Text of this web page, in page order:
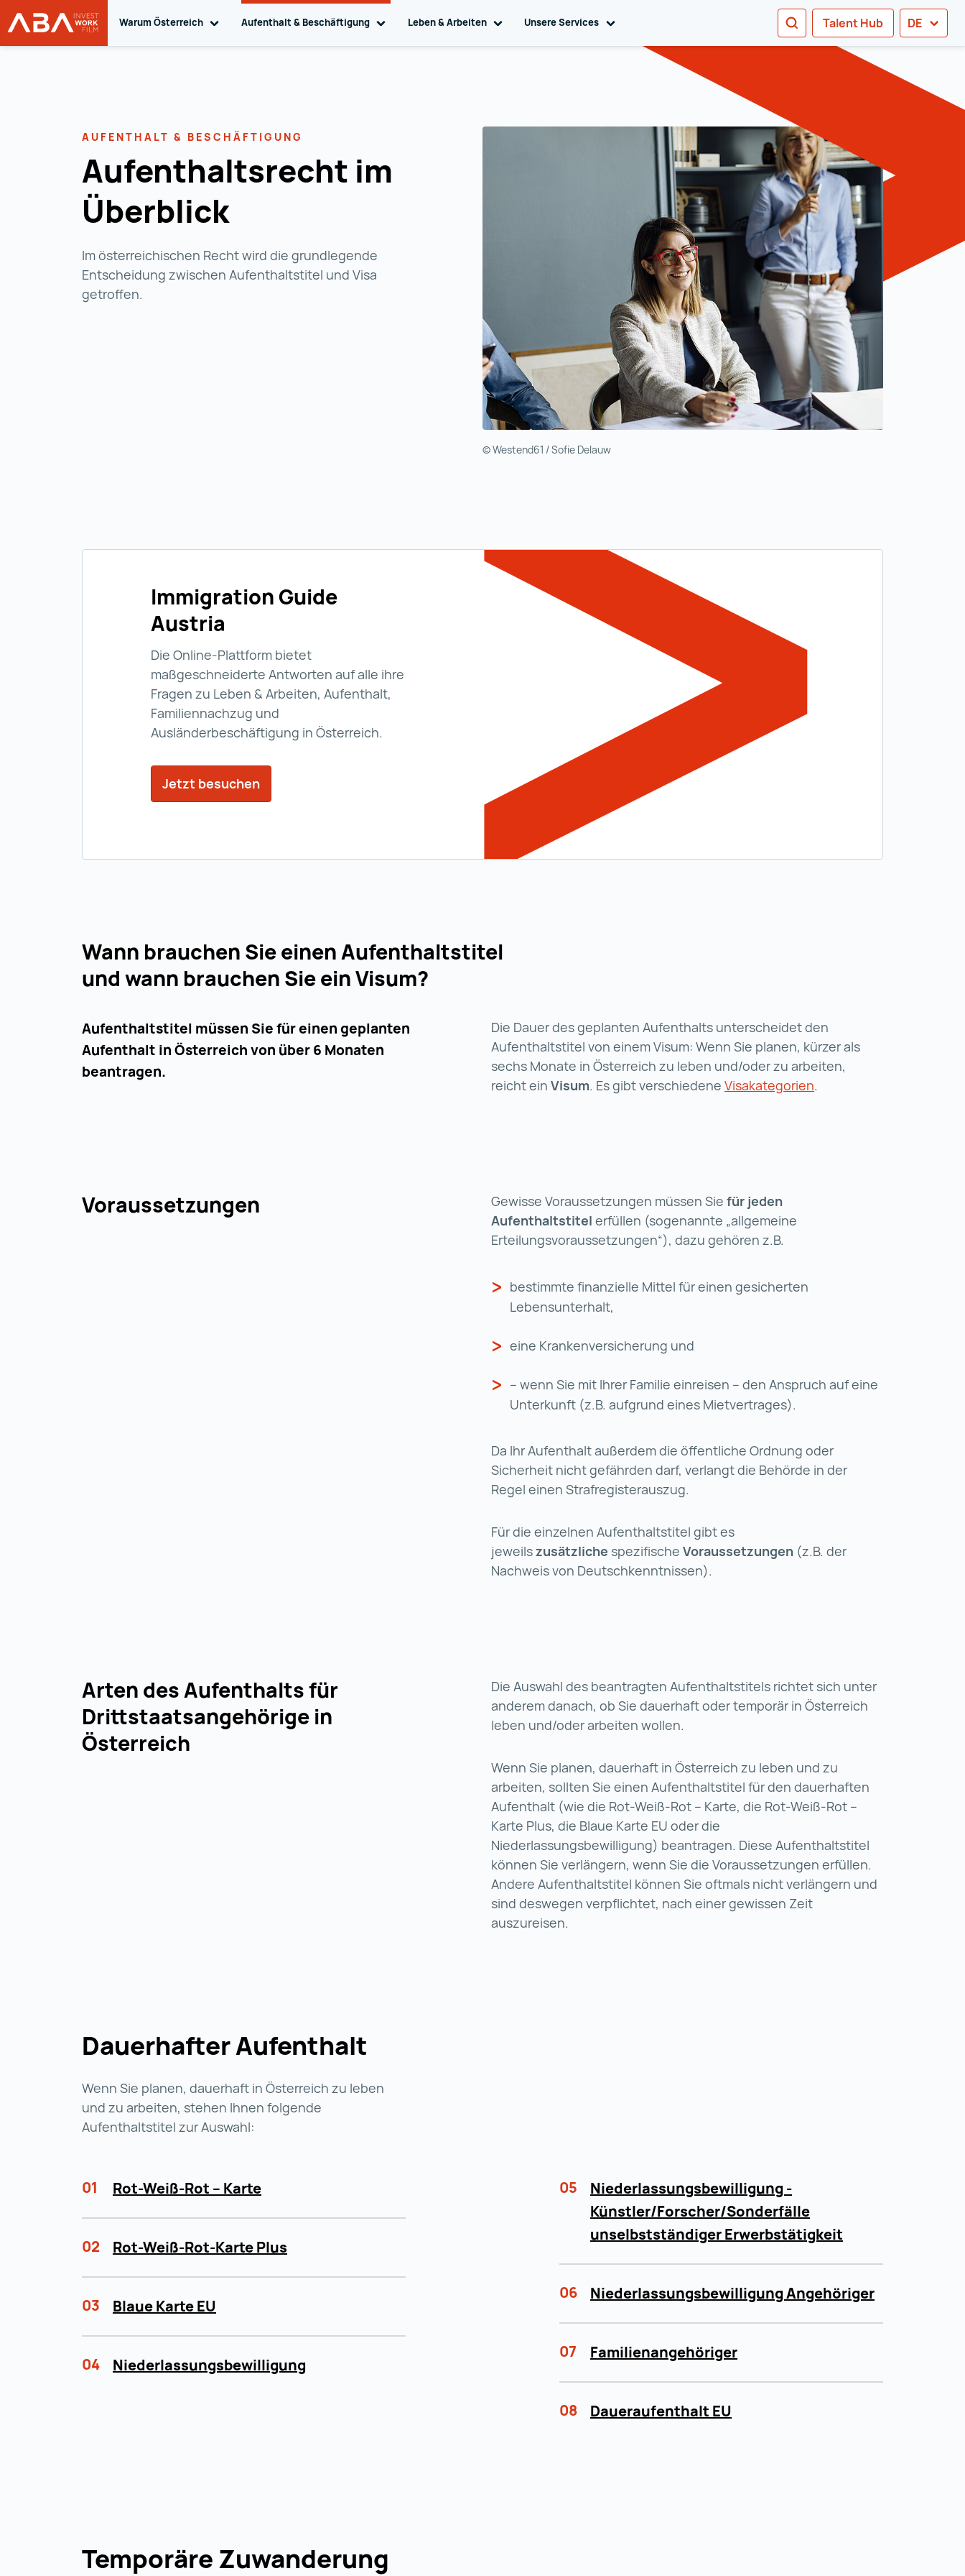
WORK in AUSTRIA
Warum Österreich Toggle sub navigation
Aufenthalt & Beschäftigung Toggle sub navigation
Leben & Arbeiten Toggle sub navigation
Unsere Services Toggle sub navigation SEARCHTalent Hub DE
© Westend61 / Sofie Delauw
AUFENTHALT & BESCHÄFTIGUNG
Aufenthaltsrecht im
Überblick
Im österreichischen Recht wird die grundlegende
Entscheidung zwischen Aufenthaltstitel und Visa
getroffen.
Immigration Guide
Austria
Die Online-Plattform bietet
maßgeschneiderte Antworten auf alle ihre
Fragen zu Leben & Arbeiten, Aufenthalt,
Familiennachzug und
Ausländerbeschäftigung in Österreich.
Jetzt besuchenJetzt besuchen (wird in einer neuen Registerkarte geöffnet)
Wann brauchen Sie einen Aufenthaltstitel
und wann brauchen Sie ein Visum?
Aufenthaltstitel müssen Sie für einen geplanten
Aufenthalt in Österreich von über 6 Monaten
beantragen.
Die Dauer des geplanten Aufenthalts unterscheidet den
Aufenthaltstitel von einem Visum: Wenn Sie planen, kürzer als
sechs Monate in Österreich zu leben und/oder zu arbeiten,
reicht ein Visum. Es gibt verschiedene Visakategorien.
Voraussetzungen Gewisse Voraussetzungen müssen Sie für jeden
Aufenthaltstitel erfüllen (sogenannte „allgemeine
Erteilungsvoraussetzungen“), dazu gehören z.B.
bestimmte finanzielle Mittel für einen gesicherten
Lebensunterhalt,
eine Krankenversicherung und
– wenn Sie mit Ihrer Familie einreisen – den Anspruch auf eine
Unterkunft (z.B. aufgrund eines Mietvertrages).
Da Ihr Aufenthalt außerdem die öffentliche Ordnung oder
Sicherheit nicht gefährden darf, verlangt die Behörde in der
Regel einen Strafregisterauszug.
Für die einzelnen Aufenthaltstitel gibt es
jeweilszusätzliche spezifische Voraussetzungen (z.B. der
Nachweis von Deutschkenntnissen).
Arten des Aufenthalts für
Drittstaatsangehörige in
Österreich
Die Auswahl des beantragten Aufenthaltstitels richtet sich unter
anderem danach, ob Sie dauerhaft oder temporär in Österreich
leben und/oder arbeiten wollen.
Wenn Sie planen, dauerhaft in Österreich zu leben und zu
arbeiten, sollten Sie einen Aufenthaltstitel für den dauerhaften
Aufenthalt (wie die Rot-Weiß-Rot – Karte, die Rot-Weiß-Rot –
Karte Plus, die Blaue Karte EU oder die
Niederlassungsbewilligung) beantragen. Diese Aufenthaltstitel
können Sie verlängern, wenn Sie die Voraussetzungen erfüllen.
Andere Aufenthaltstitel können Sie oftmals nicht verlängern und
sind deswegen verpflichtet, nach einer gewissen Zeit
auszureisen.
Dauerhafter Aufenthalt
Wenn Sie planen, dauerhaft in Österreich zu leben
und zu arbeiten, stehen Ihnen folgende
Aufenthaltstitel zur Auswahl:
01 Rot-Weiß-Rot – Karte
02 Rot-Weiß-Rot-Karte Plus
03 Blaue Karte EU
04 Niederlassungsbewilligung
05
Niederlassungsbewilligung -
Künstler/Forscher/Sonderfälle
unselbstständiger Erwerbstätigkeit
06 Niederlassungsbewilligung Angehöriger
07 Familienangehöriger
08 Daueraufenthalt EU
Temporäre Zuwanderung